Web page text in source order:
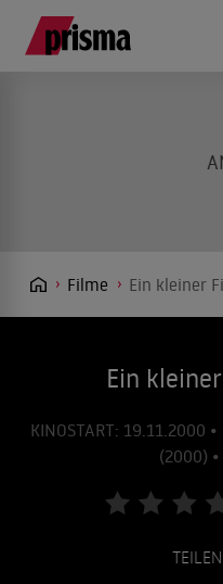
Filme Ein kleiner
Ein
KINOSTART: 19.11.2000
(2000) •
TEILEN